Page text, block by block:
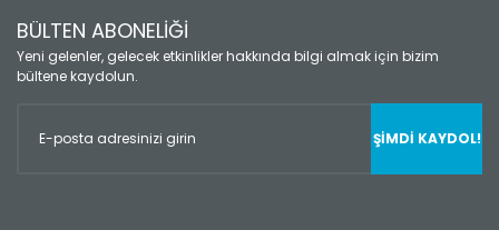
BÜLTEN ABONELİĞİ
Yeni gelenler, gelecek etkinlikler hakkında bilgi almak için bizim
bültene kaydolun.
ŞİMDİ KAYDOL!